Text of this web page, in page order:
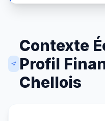
Contexte
Profil
Chellois